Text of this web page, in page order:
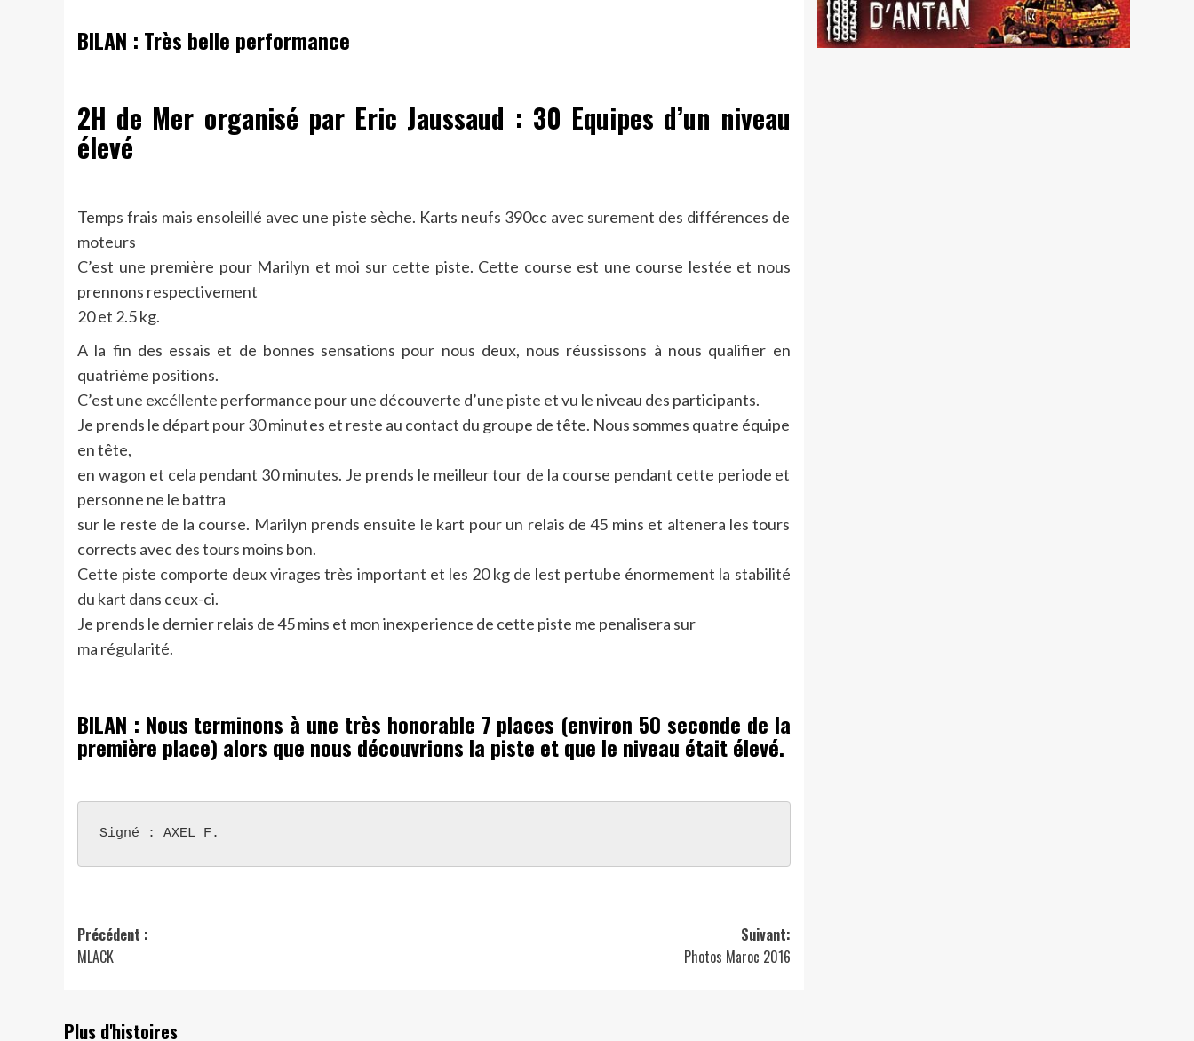
BILAN : Très belle performance
2H de Mer organisé par Eric Jaussaud : 30 Equipes d’un niveau
élevé
Temps frais mais ensoleillé avec une piste sèche. Karts neufs 390cc avec surement des différences de
moteurs
C’est une première pour Marilyn et moi sur cette piste. Cette course est une course lestée et nous
prennons respectivement
20 et 2.5 kg.
A la fin des essais et de bonnes sensations pour nous deux, nous réussissons à nous qualifier en
quatrième positions.
C’est une excéllente performance pour une découverte d’une piste et vu le niveau des participants.
Je prends le départ pour 30 minutes et reste au contact du groupe de tête. Nous sommes quatre équipe
en tête,
en wagon et cela pendant 30 minutes. Je prends le meilleur tour de la course pendant cette periode et
personne ne le battra
sur le reste de la course. Marilyn prends ensuite le kart pour un relais de 45 mins et altenera les tours
corrects avec des tours moins bon.
Cette piste comporte deux virages très important et les 20 kg de lest pertube énormement la stabilité
du kart dans ceux-ci.
Je prends le dernier relais de 45 mins et mon inexperience de cette piste me penalisera sur
ma régularité.
BILAN : Nous terminons à une très honorable 7 places (environ 50 seconde de la
première place) alors que nous découvrions la piste et que le niveau était élevé.
Signé : AXEL F.
Navigation
d’article
Précédent :
MLACK
Suivant:
Photos Maroc 2016
Plus d'histoires